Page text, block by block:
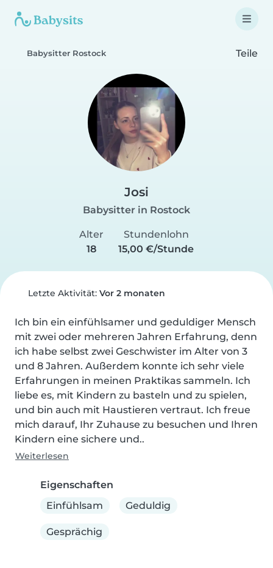
Babysitter Rostock Teile
Josi
Babysitter in Rostock
Alter
18
Stundenlohn
15,00 €/Stunde
Letzte Aktivität: Vor 2 monaten
Ich bin ein einfühlsamer und geduldiger Mensch
mit zwei oder mehreren Jahren Erfahrung, denn
ich habe selbst zwei Geschwister im Alter von 3
und 8 Jahren. Außerdem konnte ich sehr viele
Erfahrungen in meinen Praktikas sammeln. Ich
liebe es, mit Kindern zu basteln und zu spielen,
und bin auch mit Haustieren vertraut. Ich freue
mich darauf, Ihr Zuhause zu besuchen und Ihren
Kindern eine sichere und..
Weiterlesen
Eigenschaften
Einfühlsam
Geduldig
Gesprächig